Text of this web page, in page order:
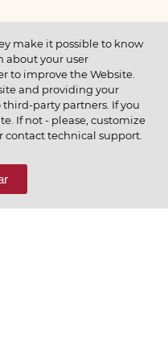
make it possible to know
about your user
to improve the Website.
and providing your
party partners. If you
If not - please, customize
contact technical support.